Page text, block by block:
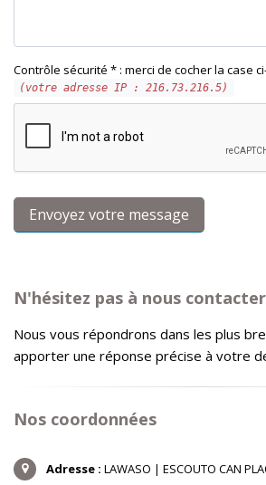
Contrôle sécurité * : merci de cocher la case
(votre adresse IP : 216.73.216.5)
N'hésitez pas à nous contacter
Nous vous répondrons dans les plus
apporter une réponse précise à votre
Nos coordonnées
Adresse : LAWASO | ESCOUTO CAN